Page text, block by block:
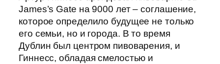
James’s Gate на 9000 лет – соглашение,
которое определило будущее не только
его семьи, но и города. В то время
Дублин был центром пивоварения, и
Гиннесс, обладая смелостью и